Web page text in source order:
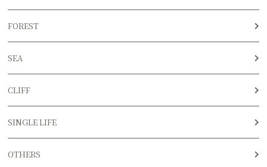
FOREST
SEA
CLIFF
SINGLE LIFE
OTHERS